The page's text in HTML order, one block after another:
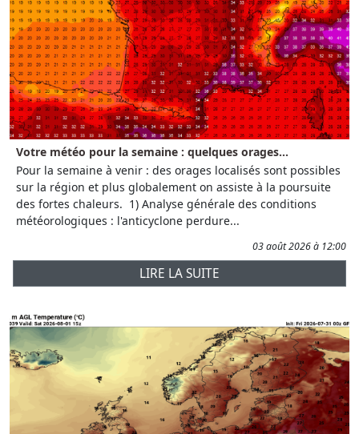
Votre météo pour la semaine : quelques orages...
Pour la semaine à venir : des orages localisés sont possibles
sur la région et plus globalement on assiste à la poursuite
des fortes chaleurs. 1) Analyse générale des conditions
météorologiques : l'anticyclone perdure...
03 août 2026 à 12:00
LIRE LA SUITE